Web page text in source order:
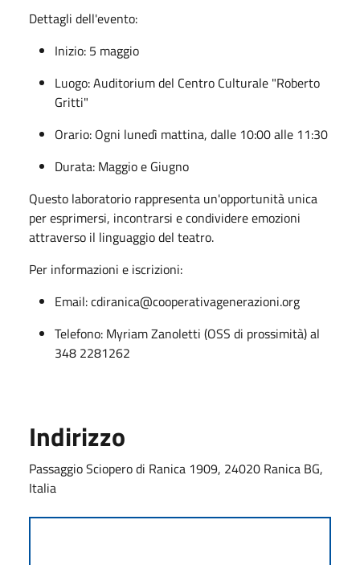
Dettagli dell'evento:
Inizio: 5 maggio
Luogo: Auditorium del Centro Culturale "Roberto
Gritti"
Orario: Ogni lunedì mattina, dalle 10:00 alle 11:30
Durata: Maggio e Giugno
Questo laboratorio rappresenta un'opportunità unica
per esprimersi, incontrarsi e condividere emozioni
attraverso il linguaggio del teatro.
Per informazioni e iscrizioni:
Email:cdiranica@cooperativagenerazioni.org
Telefono: Myriam Zanoletti (OSS di prossimità) al
348 2281262
Indirizzo
Passaggio Sciopero di Ranica 1909, 24020 Ranica BG,
Italia